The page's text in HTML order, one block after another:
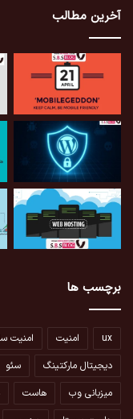
آخرین مطالب
برچسب ها
ux امنیت امنیت
دیجیتال مارکتینگ
سئو
میزبانی وب
هاست